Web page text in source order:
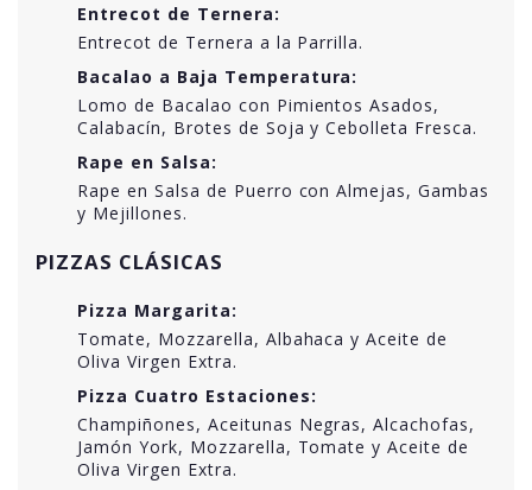
Entrecot de Ternera:
Entrecot de Ternera a la Parrilla.
Bacalao a Baja Temperatura:
Lomo de Bacalao con Pimientos Asados,
Calabacín, Brotes de Soja y Cebolleta Fresca.
Rape en Salsa:
Rape en Salsa de Puerro con Almejas, Gambas
y Mejillones.
PIZZAS CLÁSICAS
Pizza Margarita:
Tomate, Mozzarella, Albahaca y Aceite de
Oliva Virgen Extra.
Pizza Cuatro Estaciones:
Champiñones, Aceitunas Negras, Alcachofas,
Jamón York, Mozzarella, Tomate y Aceite de
Oliva Virgen Extra.